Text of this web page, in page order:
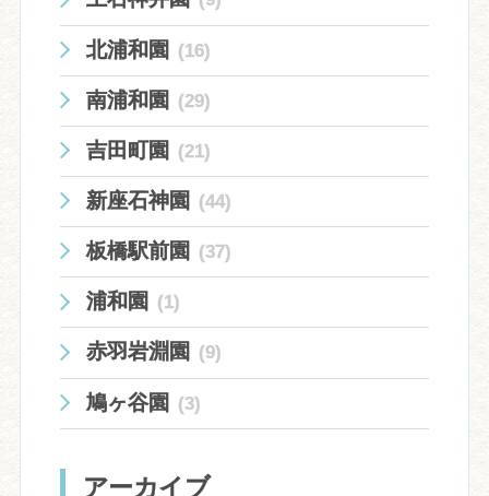
北浦和園 (16)
南浦和園 (29)
吉田町園 (21)
新座石神園 (44)
板橋駅前園 (37)
浦和園 (1)
赤羽岩淵園 (9)
鳩ヶ谷園 (3)
アーカイブ